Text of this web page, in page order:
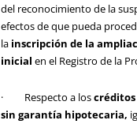
del reconocimiento de la
efectos de que pueda
la inscripción de la
inicial en el Registro de la
· Respecto a los
sin garantía hipotecaria,